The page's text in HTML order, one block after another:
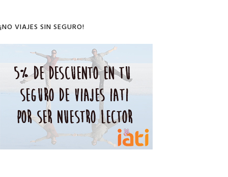
¡NO VIAJES SIN SEGURO!